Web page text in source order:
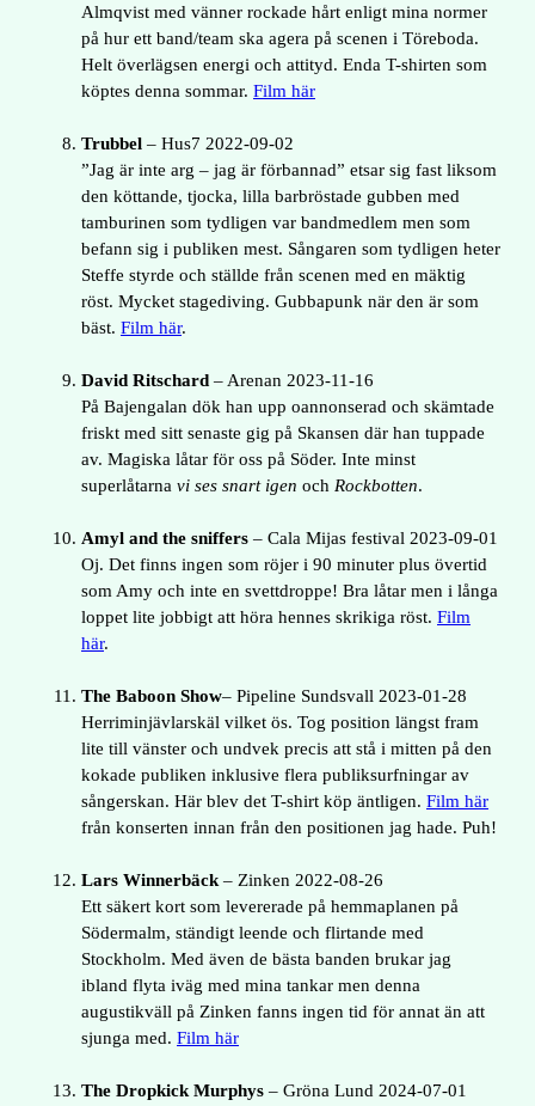
Almqvist med vänner rockade hårt enligt mina normer
på hur ett band/team ska agera på scenen i Töreboda.
Helt överlägsen energi och attityd. Enda T-shirten som
köptes denna sommar. Film här
Trubbel – Hus7 2022-09-02
”Jag är inte arg – jag är förbannad” etsar sig fast liksom
den köttande, tjocka, lilla barbröstade gubben med
tamburinen som tydligen var bandmedlem men som
befann sig i publiken mest. Sångaren som tydligen heter
Steffe styrde och ställde från scenen med en mäktig
röst. Mycket stagediving. Gubbapunk när den är som
bäst. Film här.
David Ritschard – Arenan 2023-11-16
På Bajengalan dök han upp oannonserad och skämtade
friskt med sitt senaste gig på Skansen där han tuppade
av. Magiska låtar för oss på Söder. Inte minst
superlåtarna vi ses snart igen och Rockbotten.
Amyl and the sniffers – Cala Mijas festival 2023-09-01
Oj. Det finns ingen som röjer i 90 minuter plus övertid
som Amy och inte en svettdroppe! Bra låtar men i långa
loppet lite jobbigt att höra hennes skrikiga röst. Film
här.
The Baboon Show– Pipeline Sundsvall 2023-01-28
Herriminjävlarskäl vilket ös. Tog position längst fram
lite till vänster och undvek precis att stå i mitten på den
kokade publiken inklusive flera publiksurfningar av
sångerskan. Här blev det T-shirt köp äntligen. Film här
från konserten innan från den positionen jag hade. Puh!
Lars Winnerbäck– Zinken 2022-08-26
Ett säkert kort som levererade på hemmaplanen på
Södermalm, ständigt leende och flirtande med
Stockholm. Med även de bästa banden brukar jag
ibland flyta iväg med mina tankar men denna
augustikväll på Zinken fanns ingen tid för annat än att
sjunga med. Film här
The Dropkick Murphys – Gröna Lund 2024-07-01